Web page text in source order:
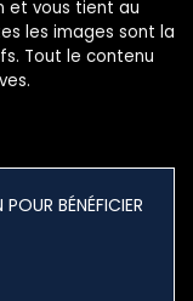
et vous tient au
les images sont la
Tout le contenu
BÉNÉFICIER